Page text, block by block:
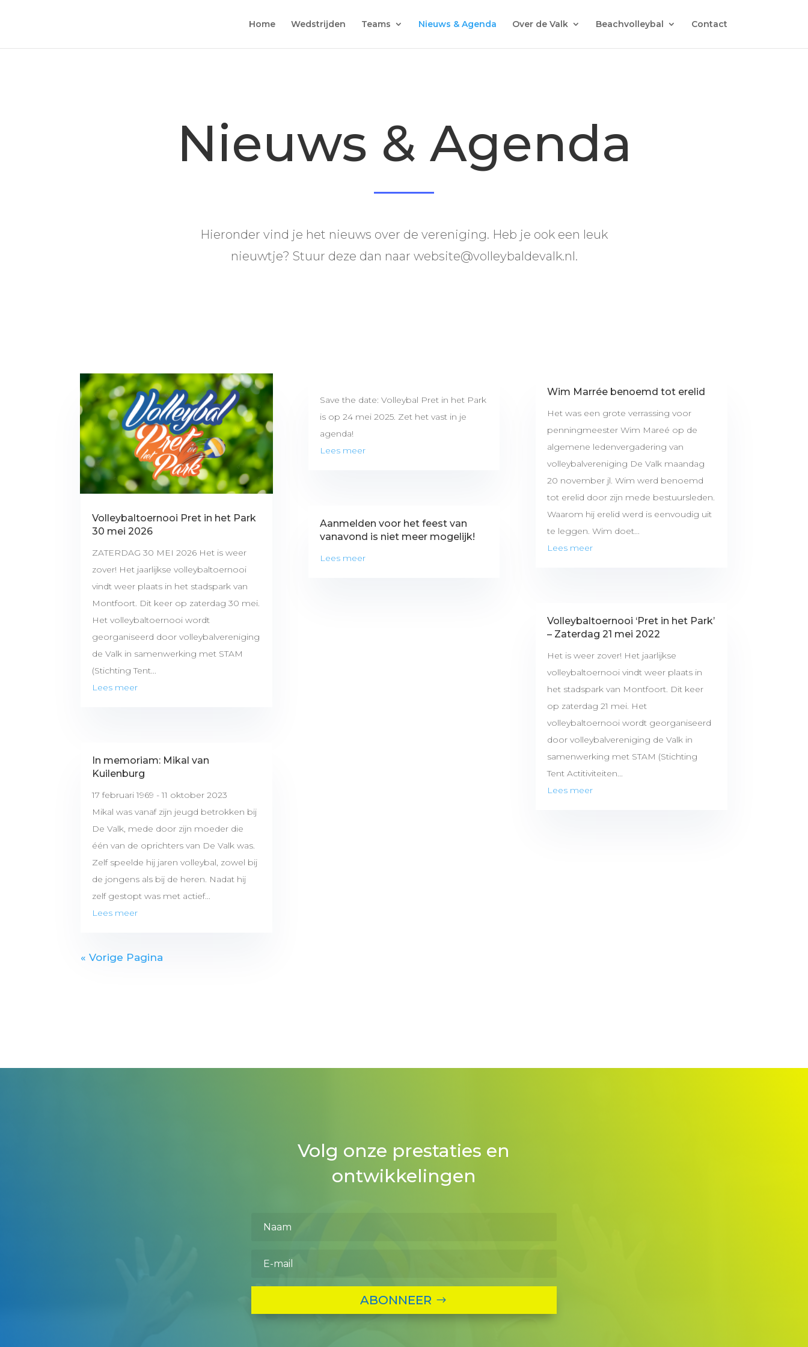
Home Wedstrijden Teams Nieuws & Agenda Over de Valk Beachvolleybal Contact
Nieuws & Agenda
Hieronder vind je het nieuws over de vereniging. Heb je ook een leuk
nieuwtje? Stuur deze dan naar website@volleybaldevalk.nl.
Volleybaltoernooi Pret in het Park
30 mei 2026
ZATERDAG 30 MEI 2026 Het is weer
zover! Het jaarlijkse volleybaltoernooi
vindt weer plaats in het stadspark van
Montfoort. Dit keer op zaterdag 30 mei.
Het volleybaltoernooi wordt
georganiseerd door volleybalvereniging
de Valk in samenwerking met STAM
(Stichting Tent...
Lees meer
In memoriam: Mikal van
Kuilenburg
17 februari 1969 - 11 oktober 2023
Mikal was vanaf zijn jeugd betrokken bij
De Valk, mede door zijn moeder die
één van de oprichters van De Valk was.
Zelf speelde hij jaren volleybal, zowel bij
de jongens als bij de heren. Nadat hij
zelf gestopt was met actief...
Lees meer
Save the date: Volleybal Pret in het Park
is op 24 mei 2025. Zet het vast in je
agenda!
Lees meer
Aanmelden voor het feest van
vanavond is niet meer mogelijk!
Lees meer
Wim Marrée benoemd tot erelid
Het was een grote verrassing voor
penningmeester Wim Mareé op de
algemene ledenvergadering van
volleybalvereniging De Valk maandag
20 november jl. Wim werd benoemd
tot erelid door zijn mede bestuursleden.
Waarom hij erelid werd is eenvoudig uit
te leggen. Wim doet...
Lees meer
Volleybaltoernooi ‘Pret in het Park’
– Zaterdag 21 mei 2022
Het is weer zover! Het jaarlijkse
volleybaltoernooi vindt weer plaats in
het stadspark van Montfoort. Dit keer
op zaterdag 21 mei. Het
volleybaltoernooi wordt georganiseerd
door volleybalvereniging de Valk in
samenwerking met STAM (Stichting
Tent Actitiviteiten...
Lees meer
« Vorige Pagina
Volg onze prestaties en
ontwikkelingen
ABONNEER